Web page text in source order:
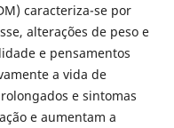
caracteriza-se por
alterações de peso e
e pensamentos
a vida de
e sintomas
e aumentam a